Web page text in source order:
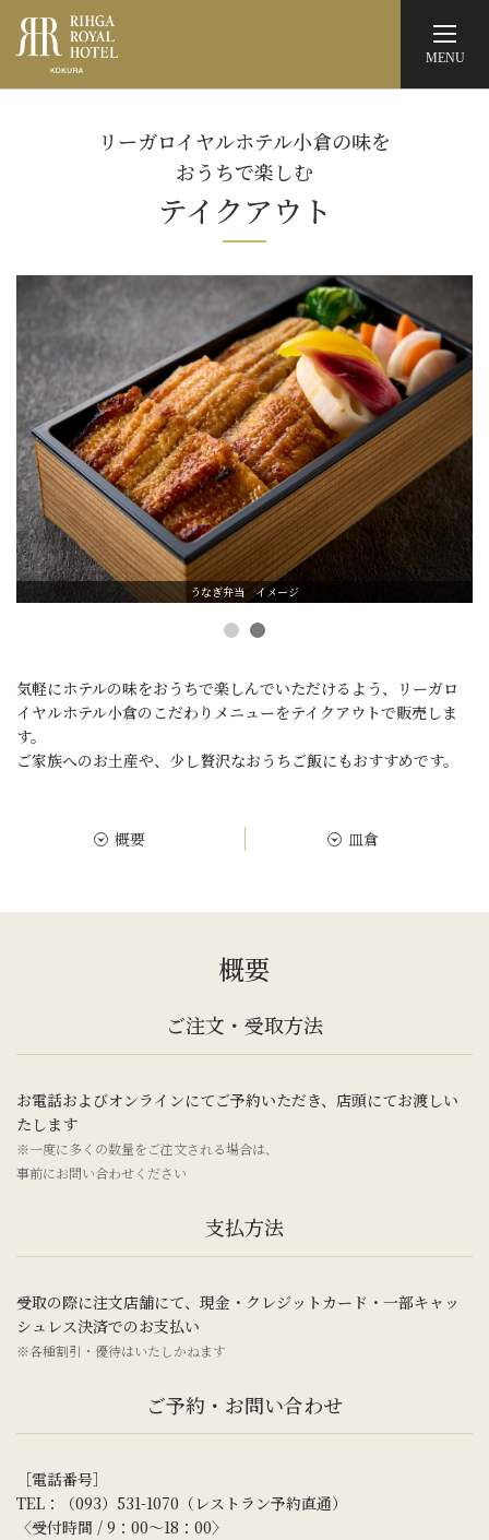
MENU
テイクアウト
概要
皿倉
気軽にホテルの味をおうちで楽しんでいただけるよう、リーガロイヤルホテル自慢の
ご家族へのお土産や、少し贅沢なおうちご飯にもおすすめです。
リーガロイヤルホテル小倉
アクセスマップ
公式ウェブサイト
リーガロイヤルホテル小倉の味を
おうちで楽しむ
テイクアウト
うなぎ弁当 イメージ
気軽にホテルの味をおうちで楽しんでいただけるよう、
リーガロ
イヤルホテル小倉のこだわりメニューをテイクアウトで販売しま
す。
ご家族へのお土産や、少し贅沢なおうちご飯にもおすすめです。
概要 皿倉
概要
ご注文・受取方法
お電話およびオンラインにてご予約いただき、店頭にてお渡しい
たします
※一度に多くの数量をご注文される場合は、
事前にお問い合わせください
支払方法
受取の際に注文店舗にて、現金・クレジットカード・一部キャッ
シュレス決済でのお支払い
※各種割引・優待はいたしかねます
ご予約・お問い合わせ
［電話番号］
TEL：（093）531-1070（レストラン予約直通）
〈受付時間 / 9：00～18：00〉